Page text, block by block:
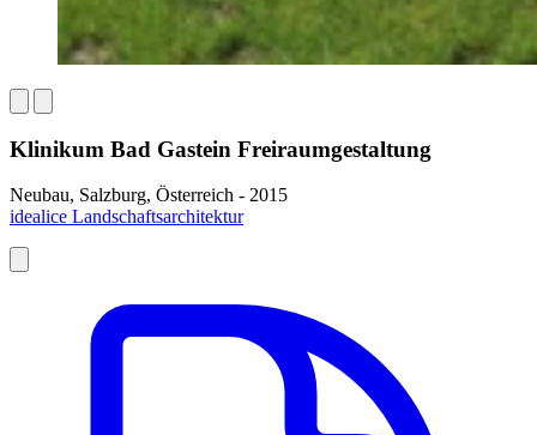
Klinikum Bad Gastein Freiraumgestaltung
Neubau, Salzburg, Österreich - 2015
idealice Landschaftsarchitektur